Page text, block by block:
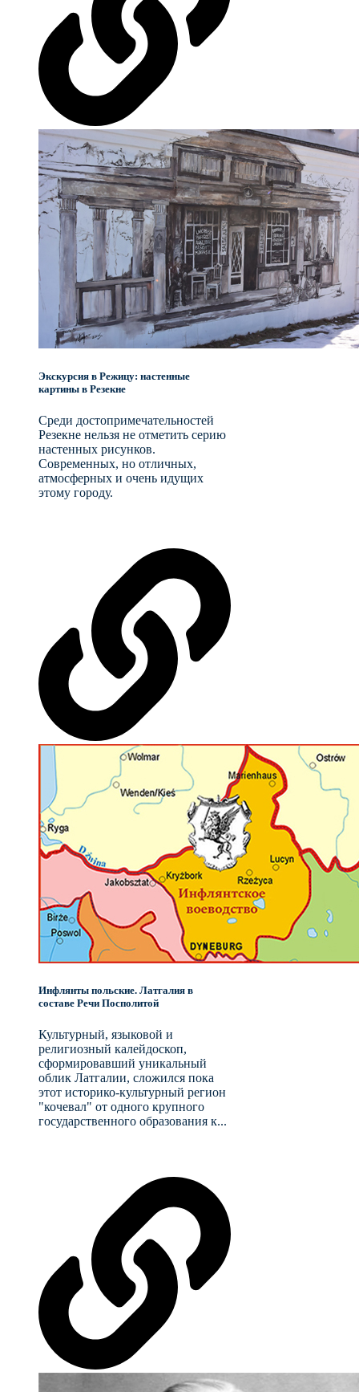
Экскурсия в Режицу: настенные
картины в Резекне
Среди достопримечательностей
Резекне нельзя не отметить серию
настенных рисунков.
Современных, но отличных,
атмосферных и очень идущих
этому городу.
Инфлянты польские. Латгалия в
составе Речи Посполитой
Культурный, языковой и
религиозный калейдоскоп,
сформировавший уникальный
облик Латгалии, сложился пока
этот историко-культурный регион
"кочевал" от одного крупного
государственного образования к...